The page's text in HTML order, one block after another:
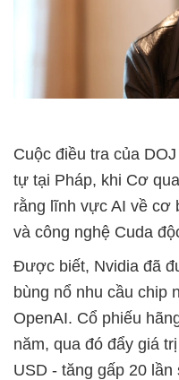
Cuộc điều tra của
tự tại Pháp, khi Cơ
rằng lĩnh vực AI về cơ
và công nghệ Cuda
Được biết, Nvidia đã
bùng nổ nhu cầu chip
OpenAI. Cổ phiếu
năm, qua đó đẩy giá
USD - tăng gấp 20